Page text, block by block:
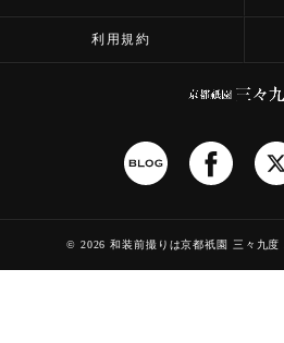
利用規約
© 2026 和装前撮りは京都祇園 三々九度